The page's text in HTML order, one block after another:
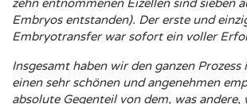
zehn entnommenen Eizellen sind sieben
Embryos entstanden). Der erste und
Embryotransfer war sofort ein voller
Insgesamt haben wir den ganzen Prozess
einen sehr schönen und angenehmen
absolute Gegenteil von dem, was andere,